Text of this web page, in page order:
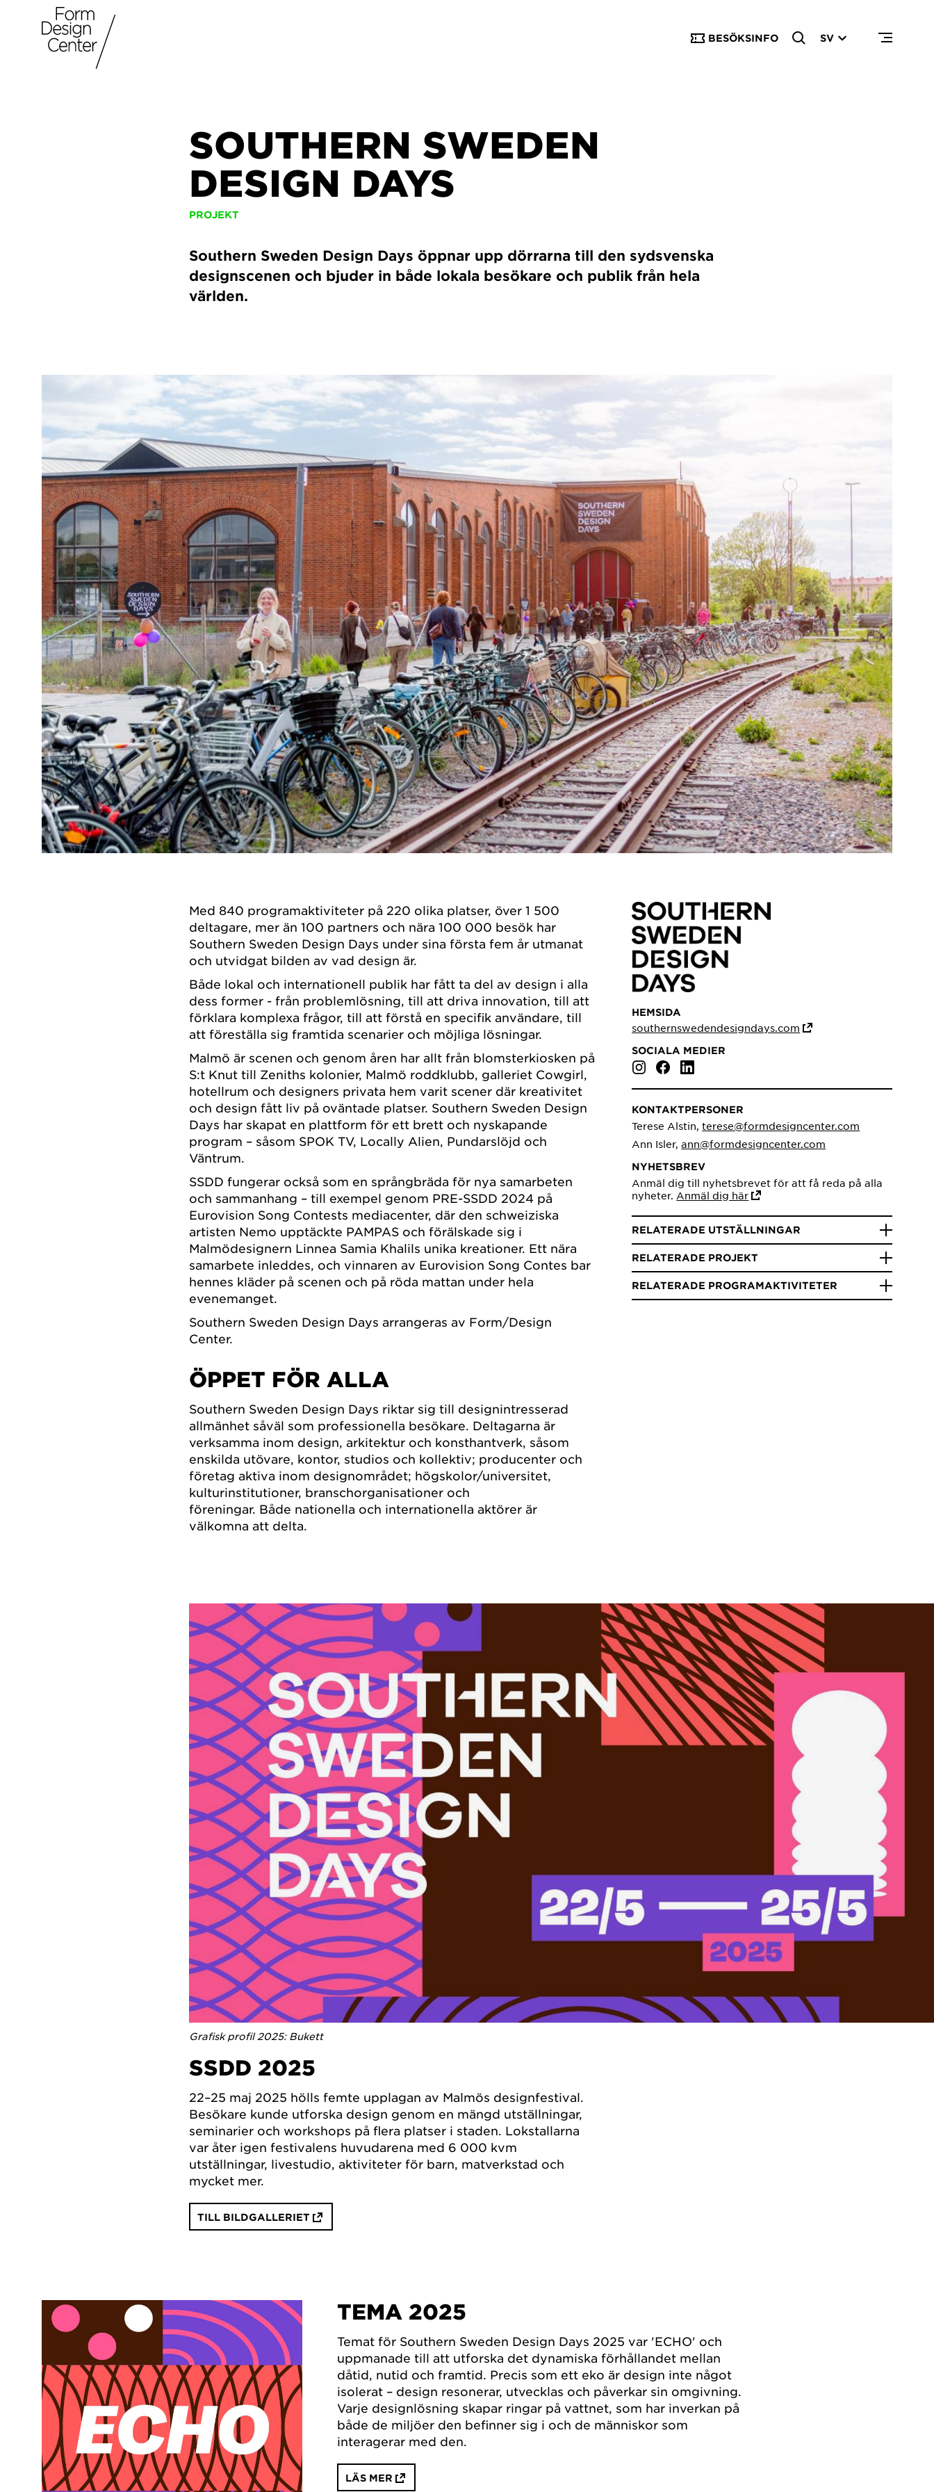
BESÖKSINFO SV
SOUTHERN SWEDEN
DESIGN DAYS
PROJEKT
Southern Sweden Design Days öppnar upp dörrarna till den sydsvenska
designscenen och bjuder in både lokala besökare och publik från hela
världen.
Med 840 programaktiviteter på 220 olika platser, över 1 500
deltagare, mer än 100 partners och nära 100 000 besök har
Southern Sweden Design Days under sina första fem år utmanat
och utvidgat bilden av vad design är.
Både lokal och internationell publik har fått ta del av design i alla
dess former - från problemlösning, till att driva innovation, till att
förklara komplexa frågor, till att förstå en specifik användare, till
att föreställa sig framtida scenarier och möjliga lösningar.
Malmö är scenen och genom åren har allt från blomsterkiosken på
S:t Knut till Zeniths kolonier, Malmö roddklubb, galleriet Cowgirl,
hotellrum och designers privata hem varit scener där kreativitet
och design fått liv på oväntade platser. Southern Sweden Design
Days har skapat en plattform för ett brett och nyskapande
program – såsom SPOK TV, Locally Alien, Pundarslöjd och
Väntrum.
SSDD fungerar också som en språngbräda för nya samarbeten
och sammanhang – till exempel genom PRE-SSDD 2024 på
Eurovision Song Contests mediacenter, där den schweiziska
artisten Nemo upptäckte PAMPAS och förälskade sig i
Malmödesignern Linnea Samia Khalils unika kreationer. Ett nära
samarbete inleddes, och vinnaren av Eurovision Song Contes bar
hennes kläder på scenen och på röda mattan under hela
evenemanget.
Southern Sweden Design Days arrangeras av Form/Design
Center.
ÖPPET FÖR ALLA
Southern Sweden Design Days riktar sig till designintresserad
allmänhet såväl som professionella besökare. Deltagarna är
verksamma inom design, arkitektur och konsthantverk, såsom
enskilda utövare, kontor, studios och kollektiv; producenter och
företag aktiva inom designområdet; högskolor/universitet,
kulturinstitutioner, branschorganisationer och
föreningar. Både nationella och internationella aktörer är
välkomna att delta.
HEMSIDA
southernswedendesigndays.com
SOCIALA MEDIER
KONTAKTPERSONER
Terese Alstin,terese@formdesigncenter.com
Ann Isler,ann@formdesigncenter.com
NYHETSBREV
Anmäl dig till nyhetsbrevet för att få reda på alla
nyheter. Anmäl dig här
RELATERADE UTSTÄLLNINGAR
RELATERADE PROJEKT
RELATERADE PROGRAMAKTIVITETER
Grafisk profil 2025: Bukett
SSDD 2025
22–25 maj 2025 hölls femte upplagan av Malmös designfestival.
Besökare kunde utforska design genom en mängd utställningar,
seminarier och workshops på flera platser i staden. Lokstallarna
var åter igen festivalens huvudarena med 6 000 kvm
utställningar, livestudio, aktiviteter för barn, matverkstad och
mycket mer.
TILL BILDGALLERIET
TEMA 2025
Temat för Southern Sweden Design Days 2025 var 'ECHO' och
uppmanade till att utforska det dynamiska förhållandet mellan
dåtid, nutid och framtid. Precis som ett eko är design inte något
isolerat – design resonerar, utvecklas och påverkar sin omgivning.
Varje designlösning skapar ringar på vattnet, som har inverkan på
både de miljöer den befinner sig i och de människor som
interagerar med den.
LÄS MER